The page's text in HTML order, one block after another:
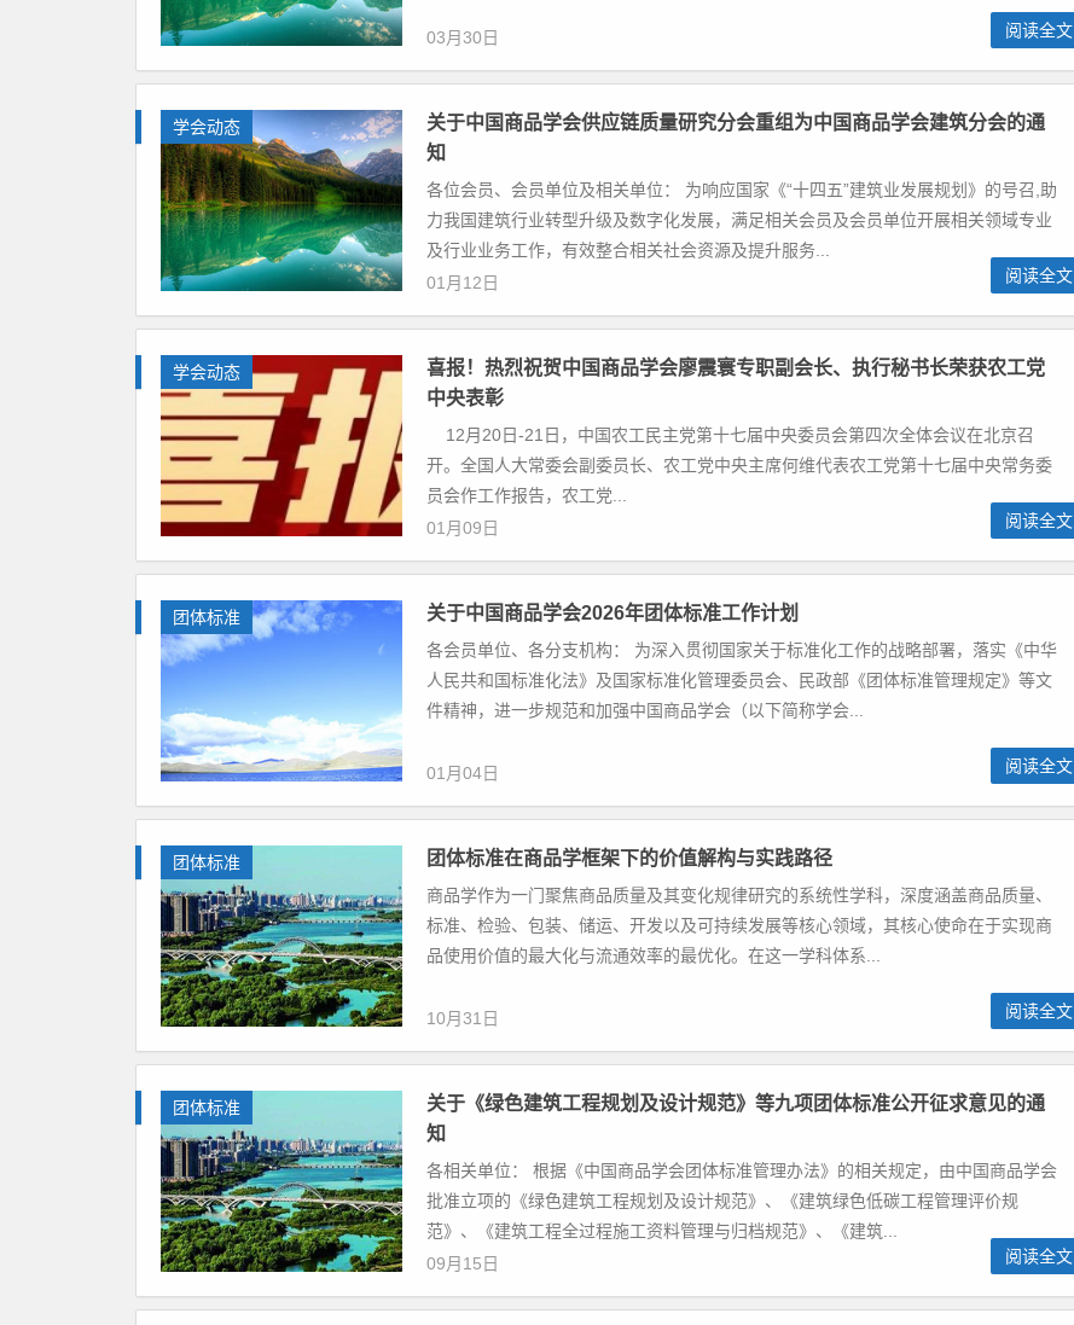
03月30日 阅读全文
学会动态
关于中国商品学会供应链质量研究分会重组为中国商品学会建筑分会的通
知
各位会员、会员单位及相关单位： 为响应国家《“十四五”建筑业发展规划》的号召,助
力我国建筑行业转型升级及数字化发展，满足相关会员及会员单位开展相关领域专业
及行业业务工作，有效整合相关社会资源及提升服务...
01月12日
阅读全文
学会动态
喜报！热烈祝贺中国商品学会廖震寰专职副会长、执行秘书长荣获农工党
中央表彰
12月20日-21日，中国农工民主党第十七届中央委员会第四次全体会议在北京召
开。全国人大常委会副委员长、农工党中央主席何维代表农工党第十七届中央常务委
员会作工作报告，农工党...
01月09日
阅读全文
团体标准 关于中国商品学会2026年团体标准工作计划
各会员单位、各分支机构： 为深入贯彻国家关于标准化工作的战略部署，落实《中华
人民共和国标准化法》及国家标准化管理委员会、民政部《团体标准管理规定》等文
件精神，进一步规范和加强中国商品学会（以下简称学会...
01月04日 阅读全文
团体标准 团体标准在商品学框架下的价值解构与实践路径
商品学作为一门聚焦商品质量及其变化规律研究的系统性学科，深度涵盖商品质量、
标准、检验、包装、储运、开发以及可持续发展等核心领域，其核心使命在于实现商
品使用价值的最大化与流通效率的最优化。在这一学科体系...
10月31日 阅读全文
团体标准
关于《绿色建筑工程规划及设计规范》等九项团体标准公开征求意见的通
知
各相关单位： 根据《中国商品学会团体标准管理办法》的相关规定，由中国商品学会
批准立项的《绿色建筑工程规划及设计规范》、《建筑绿色低碳工程管理评价规
范》、《建筑工程全过程施工资料管理与归档规范》、《建筑...
09月15日
阅读全文